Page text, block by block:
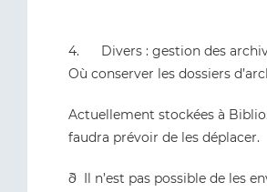
4. Divers : gestion des
Où conserver les dossiers
Actuellement stockées à
faudra prévoir de les déplacer.
ð Il n’est pas possible de les